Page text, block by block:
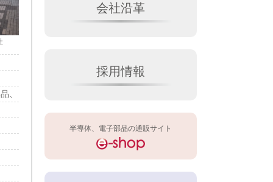
、
会社沿革
採用情報
半導体、電子部品の通販サイト